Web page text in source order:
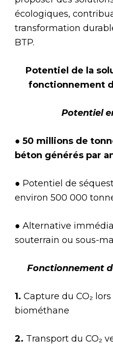
écologiques,
transformation
BTP.
Potentiel de la
fonctionnement
Potentiel
● 50 millions de
béton générés par
● Potentiel de
environ 500 000
● Alternative
souterrain ou sous-
Fonctionnement
1. Capture du CO₂
biométhane
2. Transport du CO₂